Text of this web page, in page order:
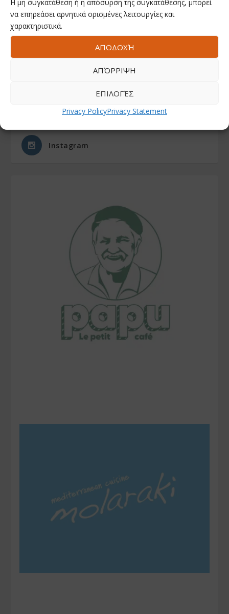
Η μη συγκατάθεση ή η απόσυρση της συγκατάθεσης, μπορεί
να επηρεάσει αρνητικά ορισμένες λειτουργίες και
χαρακτηριστικά.
ΑΠΟΔΟΧΉ
ΑΠΌΡΡΙΨΗ
ΕΠΙΛΟΓΈΣ
Privacy PolicyPrivacy Statement
ΑΚΟΛΟΥΘΗΣΤΕ ΜΑΣ
Youtube
Instagram